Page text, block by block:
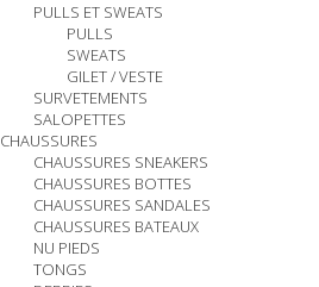
PULLS ET SWEATS
PULLS
SWEATS
GILET / VESTE
SURVETEMENTS
SALOPETTES
CHAUSSURES
CHAUSSURES SNEAKERS
CHAUSSURES BOTTES
CHAUSSURES SANDALES
CHAUSSURES BATEAUX
NU PIEDS
TONGS